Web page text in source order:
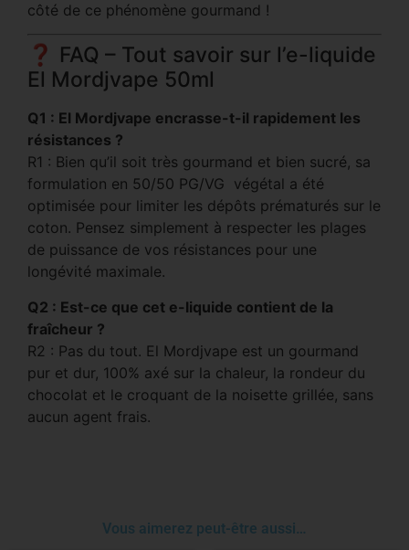
côté de ce phénomène gourmand !
❓ FAQ – Tout savoir sur l’e-liquide
El Mordjvape 50ml
Q1 : El Mordjvape encrasse-t-il rapidement les
résistances ?
R1 : Bien qu’il soit très gourmand et bien sucré, sa
formulation en 50/50 PG/VG végétal a été
optimisée pour limiter les dépôts prématurés sur le
coton. Pensez simplement à respecter les plages
de puissance de vos résistances pour une
longévité maximale.
Q2 : Est-ce que cet e-liquide contient de la
fraîcheur ?
R2 : Pas du tout. El Mordjvape est un gourmand
pur et dur, 100% axé sur la chaleur, la rondeur du
chocolat et le croquant de la noisette grillée, sans
aucun agent frais.
Vous aimerez peut-être aussi…